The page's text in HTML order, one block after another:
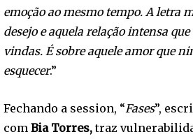
emoção ao mesmo tempo. A letra
desejo e aquela relação intensa
vindas. É sobre aquele amor que
esquecer.”
Fechando a session, “Fases”,
com Bia Torres,traz